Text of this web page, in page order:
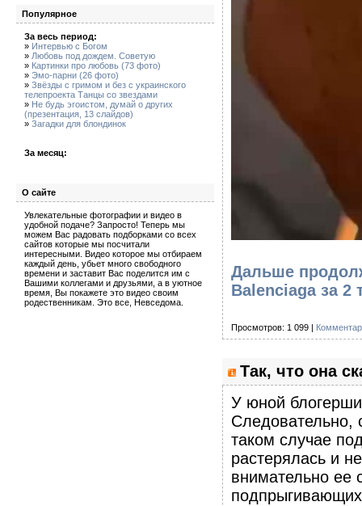
Популярное
За весь период:
» Интервью с Богом
» Любовь под дождем. Советую
» Картинки про любовь (73 фото)
» Эмо-парни (26 фото)
» Звёзды с гримом и без с украинского
телепроекта Танцы со звездами
» Не будь эгоистом, думай о других
(презентация, 13 слайдов)
» Загадки для блондинок
За месяц:
О сайте
Увлекательные фотографии и видео в
удобной подаче? Запросто! Теперь мы
можем Вас радовать подборками со всех
сайтов которые мы посчитали
интересными. Видео которое мы отбираем
каждый день, убьет много свободного
времени и заставит Вас поделится им с
Вашими коллегами и друзьями, а в уютное
время, Вы покажете это видео своим
родественникам. Это все, Невседома.
Дальше
Balenciaga за
Просмотров: 1 099 |
Так, что она
У юной
Следовательно,
таком случае
растерялась и
внимательно ее